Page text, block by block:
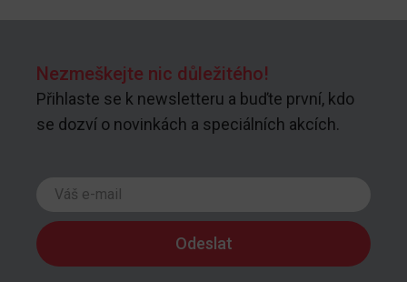
Nezmeškejte nic důležitého!
Přihlaste se k newsletteru a buďte první, kdo
se dozví o novinkách a speciálních akcích.